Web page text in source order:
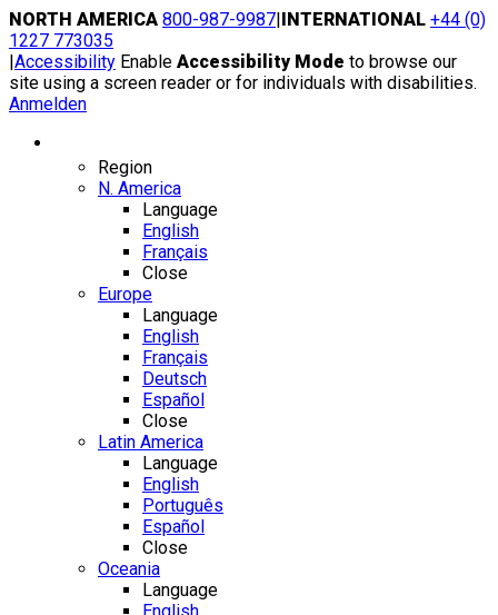
Skip
to
content
NORTH AMERICA 800-987-9987|INTERNATIONAL +44 (0)
1227 773035
|Accessibility Enable Accessibility Mode to browse our
site using a screen reader or for individuals with disabilities.
Anmelden
Region
N. America
Language
English
Français
Close
Europe
Language
English
Français
Deutsch
Español
Close
Latin America
Language
English
Português
Español
Close
Oceania
Language